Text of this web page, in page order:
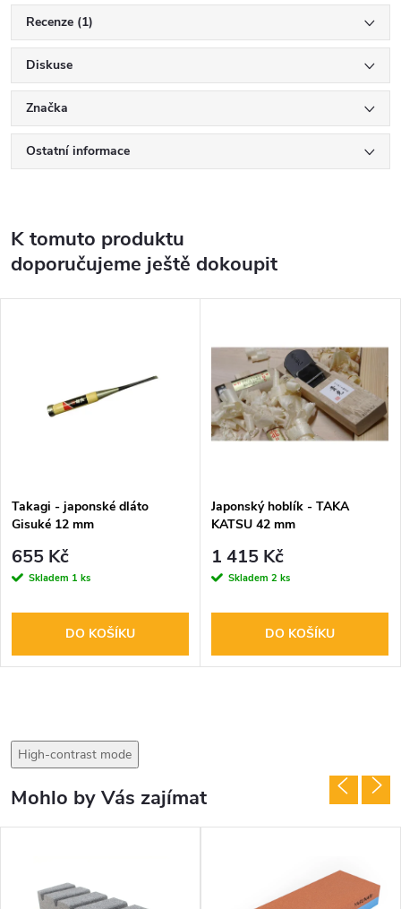
Recenze (1)
Diskuse
Značka
Ostatní informace
K tomuto produktu
doporučujeme ještě dokoupit
Takagi - japonské dláto
Gisuké 12 mm
655 Kč
Skladem 1 ks
DO KOŠÍKU
Japonský hoblík - TAKA
KATSU 42 mm
1 415 Kč
Skladem 2 ks
DO KOŠÍKU
High-contrast mode
Mohlo by Vás zajímat